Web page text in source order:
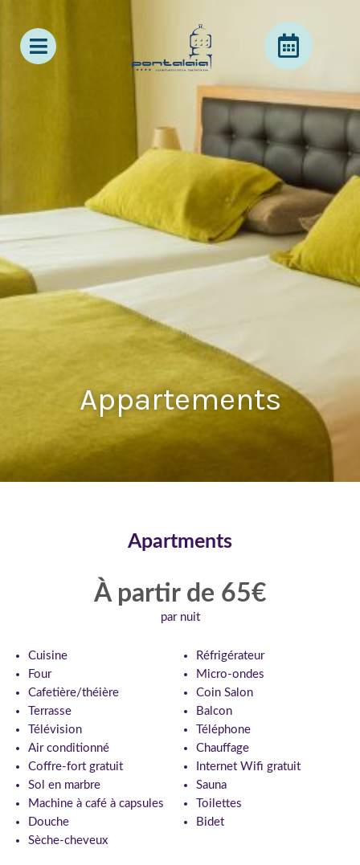
Appartements
Apartments
À partir de 65€
par nuit
Cuisine
Réfrigérateur
Four
Micro-ondes
Cafetière/théière
Coin Salon
Terrasse
Balcon
Télévision
Téléphone
Air conditionné
Chauffage
Coffre-fort gratuit
Internet Wifi gratuit
Sol en marbre
Sauna
Machine à café à capsules
Toilettes
Douche
Bidet
Sèche-cheveux